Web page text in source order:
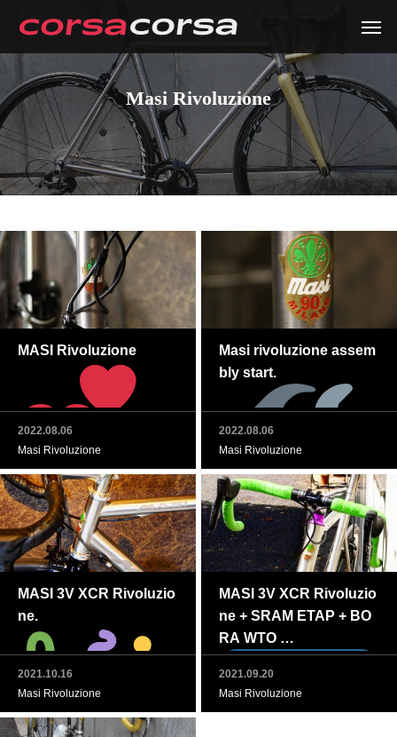
Masi Rivoluzione
MASI Rivoluzione
2022.08.06
Masi Rivoluzione
Masi rivoluzione assem
bly start.
2022.08.06
Masi Rivoluzione
MASI 3V XCR Rivoluzio
ne.
2021.10.16
Masi Rivoluzione
MASI 3V XCR Rivoluzio
ne + SRAM ETAP + BO
RA WTO
2021.09.20
Masi Rivoluzione